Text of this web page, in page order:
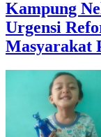
Kampung
Urgensi
Masyarakat